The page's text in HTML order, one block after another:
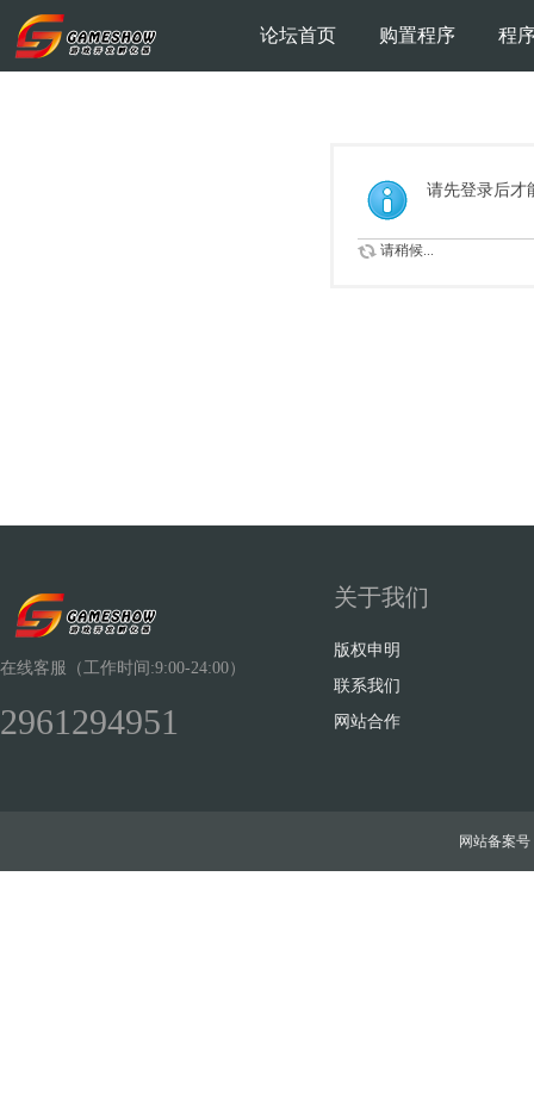
论坛首页 购置程序 程
请先登录后才
请稍候...
在线客服（工作时间:9:00-24:00）
2961294951
关于我们
版权申明
联系我们
网站合作
网站备案号